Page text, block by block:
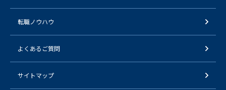
転職ノウハウ
よくあるご質問
サイトマップ